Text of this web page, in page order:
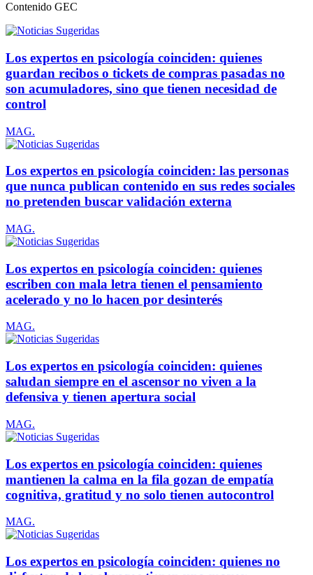
Contenido GEC
Los expertos en psicología coinciden: quienes
guardan recibos o tickets de compras pasadas no
son acumuladores, sino que tienen necesidad de
control
MAG.
Los expertos en psicología coinciden: las personas
que nunca publican contenido en sus redes sociales
no pretenden buscar validación externa
MAG.
Los expertos en psicología coinciden: quienes
escriben con mala letra tienen el pensamiento
acelerado y no lo hacen por desinterés
MAG.
Los expertos en psicología coinciden: quienes
saludan siempre en el ascensor no viven a la
defensiva y tienen apertura social
MAG.
Los expertos en psicología coinciden: quienes
mantienen la calma en la fila gozan de empatía
cognitiva, gratitud y no solo tienen autocontrol
MAG.
Los expertos en psicología coinciden: quienes no